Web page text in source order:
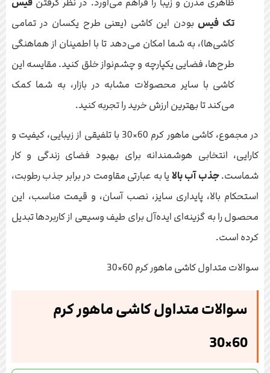
تک فیس بودن این کاشی (یعنی طرح یکسان در تمامی
کاشی‌ها)، به شما امکان می‌دهد تا با اطمینان از هماهنگی
طرح‌ها، فضایی یکپارچه و چشم‌نواز خلق کنید. مقایسه این
کاشی با سایر محصولات مشابه در بازار، به شما کمک
می‌کند تا بهترین ارزش خرید را تجربه کنید.
در مجموع، کاشی ماهور کرم 60×30 با تلفیقی از زیبایی، کیفیت و
کارایی، انتخابی هوشمندانه برای بهبود فضای زندگی و کار
شماست.جذب آب بالا یا به عبارتی مقاومت در برابر جذب رطوبت،
استحکام بالا، پایداری سایز، نصب آسان، و قیمت مناسب، این
محصول را به گزینه‌ای ایده‌آل برای طیف وسیعی از کاربردها تبدیل
کرده است.
سوالات متداول کاشی ماهور کرم 60×30
سوالات متداول کاشی ماهور کرم
60×30